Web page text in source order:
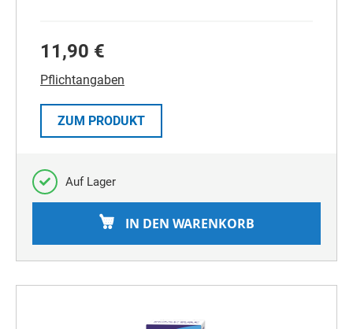
11,90 €
Pflichtangaben
ZUM PRODUKT
Auf Lager
IN DEN WARENKORB